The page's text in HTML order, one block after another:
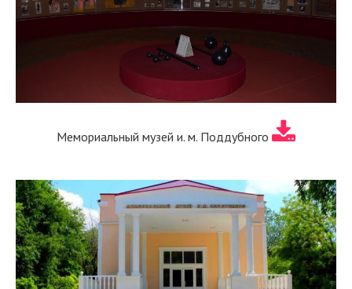
Мемориальный музей и. м. Поддубного